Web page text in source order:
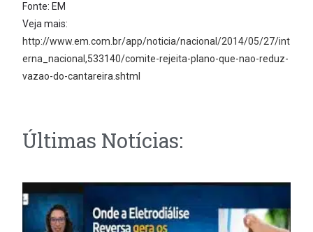
Fonte: EM
Veja mais:
http://www.em.com.br/app/noticia/nacional/2014/05/27/int
erna_nacional,533140/comite-rejeita-plano-que-nao-reduz-
vazao-do-cantareira.shtml
Últimas Notícias: